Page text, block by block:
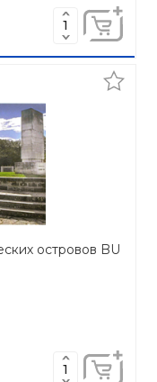
островов BU